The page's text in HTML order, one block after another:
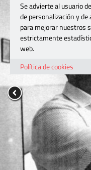
Se advierte al usuario
de personalización y
para mejorar nuestros
estrictamente
web.
Política de cookies